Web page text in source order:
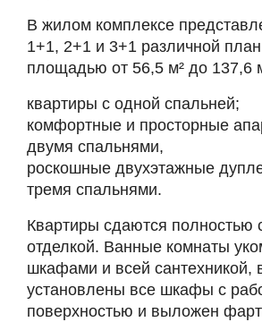
В жилом комплексе
1+1, 2+1 и 3+1 различной
площадью от 56,5 м² до 137,6
квартиры с одной спальней;
комфортные и просторные
двумя спальнями,
роскошные двухэтажные
тремя спальнями.
Квартиры сдаются полностью
отделкой. Ванные комнаты
шкафами и всей сантехникой,
установлены все шкафы с
поверхностью и выложен